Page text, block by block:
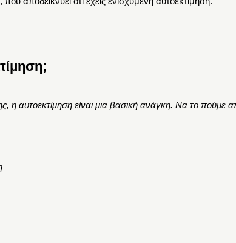
;
αυτοεκτίμηση είναι μια βασική ανάγκη. Να το πούμε